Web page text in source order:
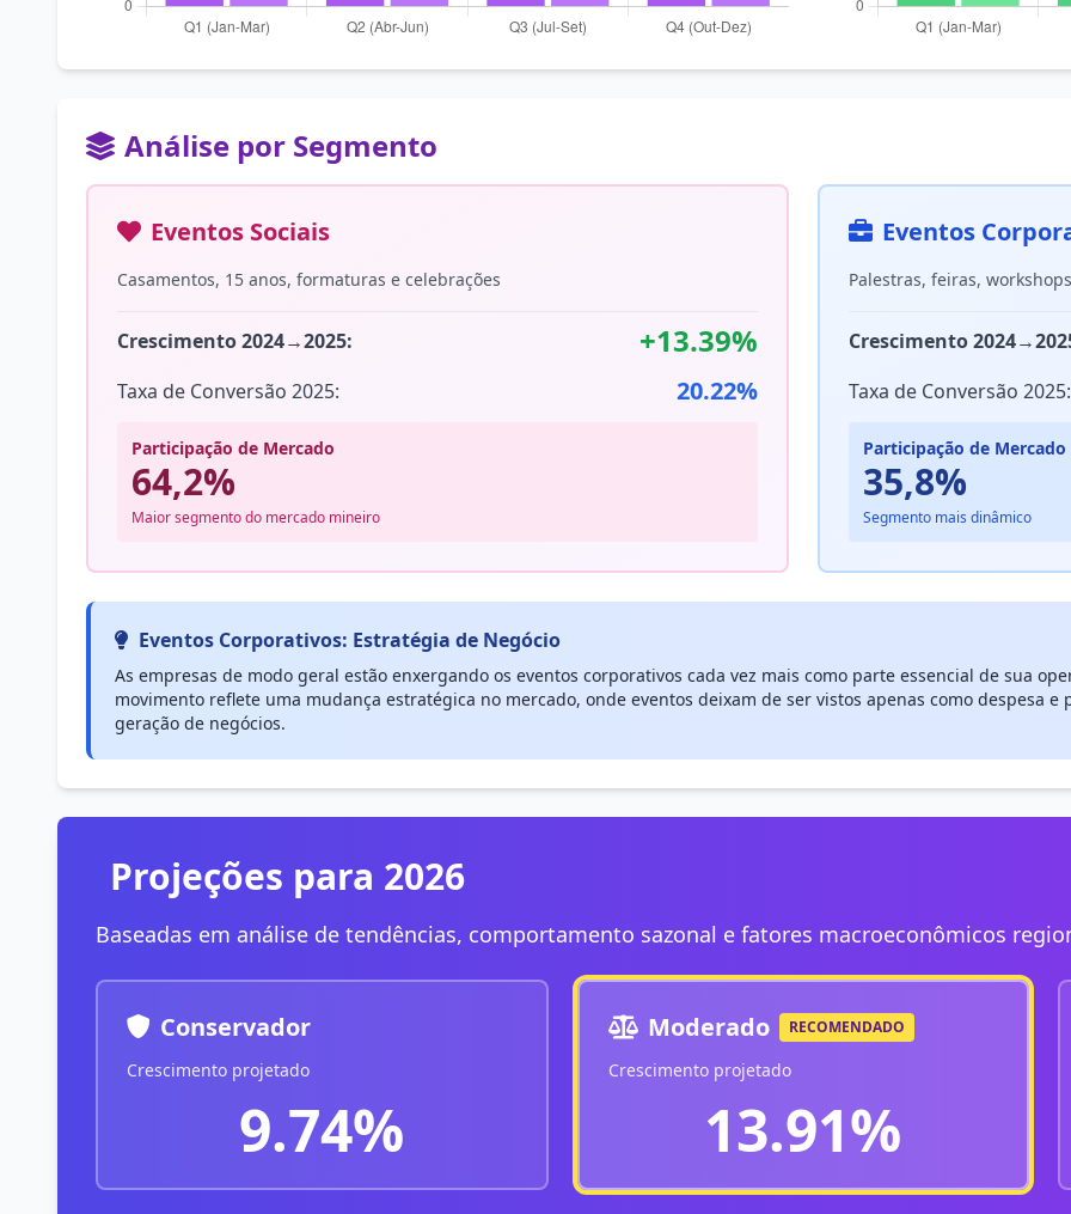
Análise por Segmento
Eventos Sociais
Casamentos, 15 anos, formaturas e celebrações
Crescimento 2024→2025: +13.39%
Taxa de Conversão 2025: 20.22%
Participação de Mercado
64,2%
Maior segmento do mercado mineiro
Eventos
Palestras, feiras,
Crescimento
Taxa de Conversão 2025:
Participação de Mercado
35,8%
Segmento mais dinâmico
Eventos Corporativos: Estratégia de Negócio
As empresas de modo geral estão enxergando os eventos corporativos cada vez mais como parte essencial de sua
movimento reflete uma mudança estratégica no mercado, onde eventos deixam de ser vistos apenas como despesa
geração de negócios.
Projeções para 2026
Baseadas em análise de tendências, comportamento sazonal e fatores macroeconômicos
Conservador
Crescimento projetado
9.74%
Moderado RECOMENDADO
Crescimento projetado
13.91%